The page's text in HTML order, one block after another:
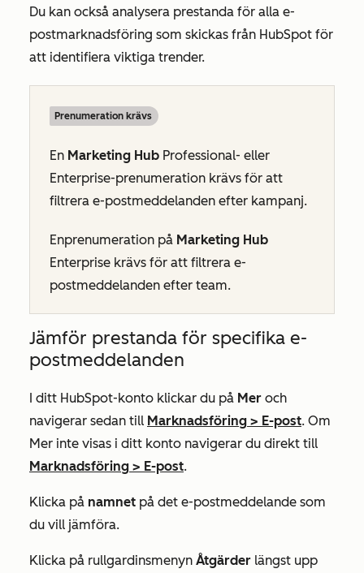
Du kan också analysera prestanda för alla e-
postmarknadsföring som skickas från HubSpot för
att identifiera viktiga trender.
Prenumeration krävs
En Marketing Hub Professional- eller
Enterprise-prenumeration krävs för att
filtrera e-postmeddelanden efter kampanj.
Enprenumeration på Marketing Hub
Enterprise krävs för att filtrera e-
postmeddelanden efter team.
Jämför prestanda för specifika e-
postmeddelanden
I ditt HubSpot-konto klickar du på Mer och
navigerar sedan till Marknadsföring > E-post. Om
Mer inte visas i ditt konto navigerar du direkt till
Marknadsföring > E-post.
Klicka på namnet på det e-postmeddelande som
du vill jämföra.
Klicka på rullgardinsmenyn Åtgärder längst upp